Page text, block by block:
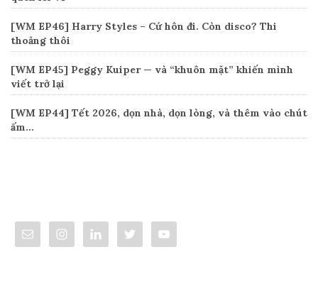
[WM EP46] Harry Styles – Cứ hôn đi. Còn disco? Thi
thoảng thôi
[WM EP45] Peggy Kuiper — và “khuôn mặt” khiến mình
viết trở lại
[WM EP44] Tết 2026, dọn nhà, dọn lòng, và thêm vào chút
ấm…